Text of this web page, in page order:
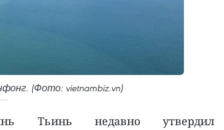
(Фото: vietnambiz.vn)
Тьинь недавно утвердил